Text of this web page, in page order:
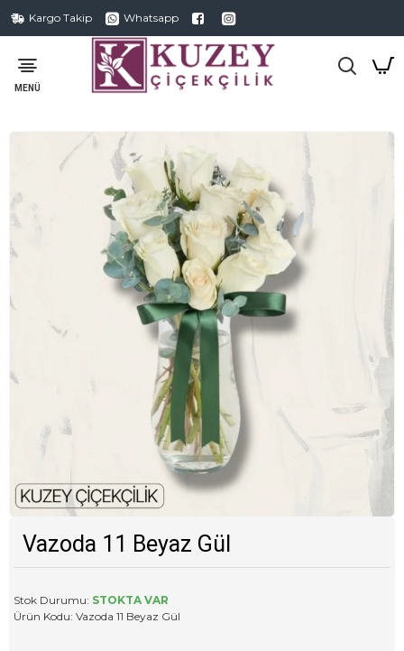
Kargo Takip Whatsapp
Vazoda 11 Beyaz Gül
Stok Durumu: STOKTA VAR
Ürün Kodu: Vazoda 11 Beyaz Gül